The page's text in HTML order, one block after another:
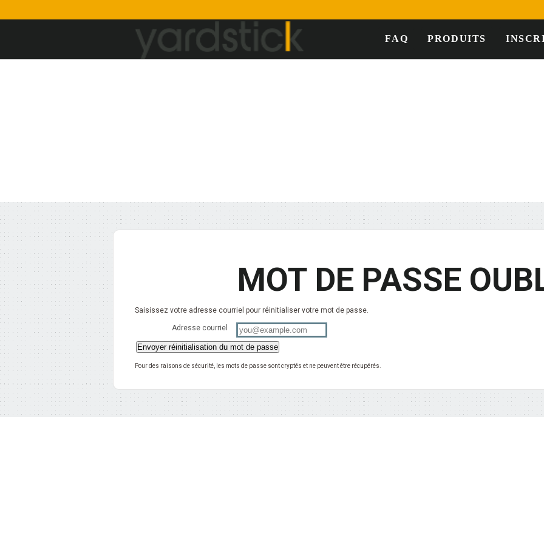
PRODUITS
FAQ
MOT DE PASSE
Saisissez votre adresse courriel pour réinitialiser votre mot de passe.
Adresse courriel
Pour des raisons de sécurité, les mots de passe sont cryptés et ne peuvent être récupérés.